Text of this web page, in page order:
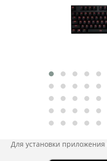
Для установки приложения